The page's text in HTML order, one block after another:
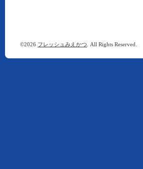
©2026 フレッシュみえかつ . All Rights Reserved.